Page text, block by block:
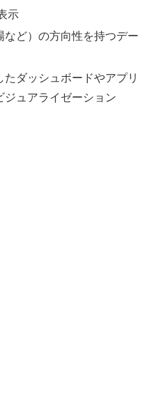
示
ど）の方向性を持つデー
ダッシュボードやアプリ
ジュアライゼーション